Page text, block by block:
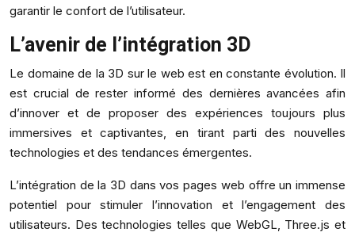
garantir le confort de l’utilisateur.
L’avenir de l’intégration 3D
Le domaine de la 3D sur le web est en constante évolution. Il
est crucial de rester informé des dernières avancées afin
d’innover et de proposer des expériences toujours plus
immersives et captivantes, en tirant parti des nouvelles
technologies et des tendances émergentes.
L’intégration de la 3D dans vos pages web offre un immense
potentiel pour stimuler l’innovation et l’engagement des
utilisateurs. Des technologies telles que WebGL, Three.js et